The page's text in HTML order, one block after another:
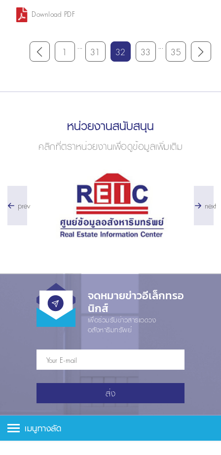
Download PDF
1 ... 31 32 33 ... 35
หน่วยงานสนับสนุน
คลิกที่ตราหน่วยงานเพื่อดูข้อมูลเพิ่มเติม
prev next
จดหมายข่าวอีเล็กทรอ
นิกส์
เพื่อร่วมรับข่าวสารแวดวง
อสังหาริมทรัพย์
ส่ง
เมนูทางลัด